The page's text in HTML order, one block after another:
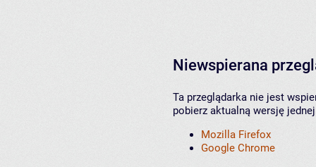
Niewspierana
Ta przeglądarka nie jest
pobierz aktualną wersję
Mozilla Firefox
Google Chrome